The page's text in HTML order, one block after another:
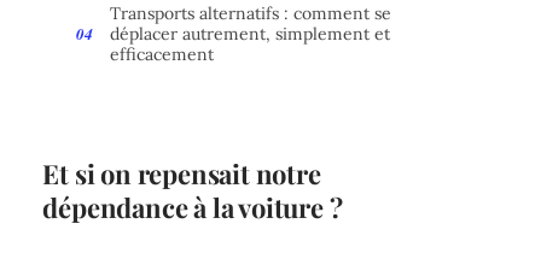
Transports alternatifs : comment se
déplacer autrement, simplement et
efficacement
Et si on repensait notre
dépendance à la voiture ?